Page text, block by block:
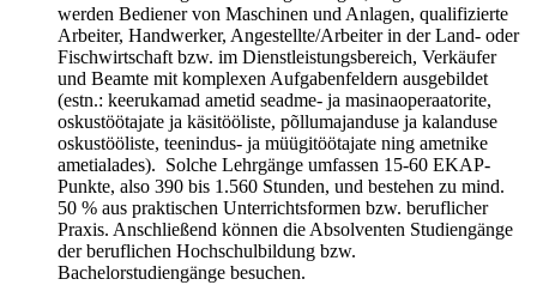
werden Bediener von Maschinen und Anlagen, qualifizierte
Arbeiter, Handwerker, Angestellte/Arbeiter in der Land- oder
Fischwirtschaft bzw. im Dienstleistungsbereich, Verkäufer
und Beamte mit komplexen Aufgabenfeldern ausgebildet
(estn.: keerukamad ametid seadme- ja masinaoperaatorite,
oskustöötajate ja käsitööliste, põllumajanduse ja kalanduse
oskustööliste, teenindus- ja müügitöötajate ning ametnike
ametialades). Solche Lehrgänge umfassen 15-60 EKAP-
Punkte, also 390 bis 1.560 Stunden, und bestehen zu mind.
50 % aus praktischen Unterrichtsformen bzw. beruflicher
Praxis. Anschließend können die Absolventen Studiengänge
der beruflichen Hochschulbildung bzw.
Bachelorstudiengänge besuchen.